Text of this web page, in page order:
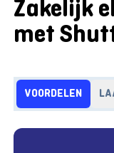
Zakelijk
met
VOORDELEN